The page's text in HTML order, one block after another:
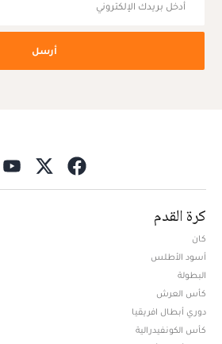
أرسل
كرة القدم
كان
أسود الأطلس
البطولة
كأس العرش
دوري أبطال افريقيا
كأس الكونفيدرالية